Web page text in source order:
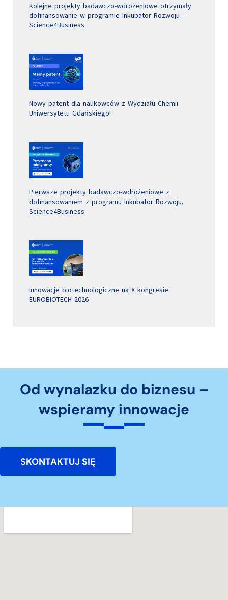
Kolejne projekty badawczo-wdrożeniowe otrzymały
dofinansowanie w programie Inkubator Rozwoju –
Science4Business
Nowy patent dla naukowców z Wydziału Chemii
Uniwersytetu Gdańskiego!
Pierwsze projekty badawczo-wdrożeniowe z
dofinansowaniem z programu Inkubator Rozwoju,
Science4Business
Innowacje biotechnologiczne na X kongresie
EUROBIOTECH 2026
Od wynalazku do biznesu –
wspieramy innowacje
SKONTAKTUJ SIĘ